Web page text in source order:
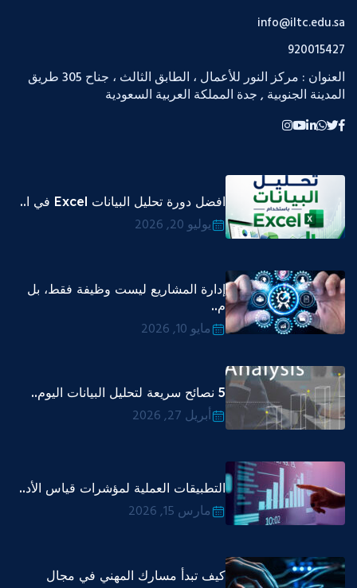
info@iltc.edu.sa
920015427
العنوان : مركز النور للأعمال ، الطابق الثالث ، جناح 305 طريق
المدينة الجنوبية , جدة المملكة العربية السعودية
افضل دورة تحليل البيانات Excel في ا..
يوليو 20, 2026
إدارة المشاريع ليست وظيفة فقط، بل
م..
مايو 10, 2026
5 نصائح سريعة لتحليل البيانات اليوم..
أبريل 27, 2026
التطبيقات العملية لمؤشرات قياس الأد..
مارس 15, 2026
كيف تبدأ مسارك المهني في مجال